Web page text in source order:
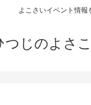
よこさいイベント情報
つじのよさ